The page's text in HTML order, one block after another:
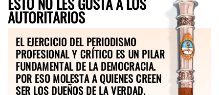
AUTORITARIOS
EL EJERCICIO DEL PERIODISMO
PROFESIONAL Y CRÍTICO ES UN PILAR
FUNDAMENTAL DE LA DEMOCRACIA.
POR ESO MOLESTA A QUIENES CREEN
SER LOS DUEÑOS DE LA VERDAD.